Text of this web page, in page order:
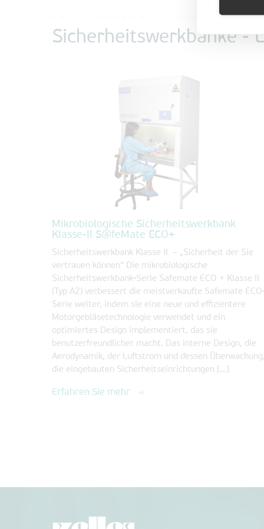
Sicherheitswerkbänke -
Mikrobiologische Sicherheitswerkbank
Klasse-II S@feMate ECO+
Sicherheitswerkbank Klasse II – „Sicherheit der Sie
vertrauen können“ Die mikrobiologische
Sicherheitswerkbank-Serie Safemate ECO + Klasse II
(Typ A2) verbessert die meistverkaufte Safemate ECO-
Serie weiter, indem sie eine neue und effizientere
Motorgebläsetechnologie verwendet und ein
optimiertes Design implementiert, das sie
benutzerfreundlicher macht. Das interne Design, die
Aerodynamik, der Luftstrom und dessen Überwachung,
die eingebauten Sicherheitseinrichtungen […]
Erfahren Sie mehr